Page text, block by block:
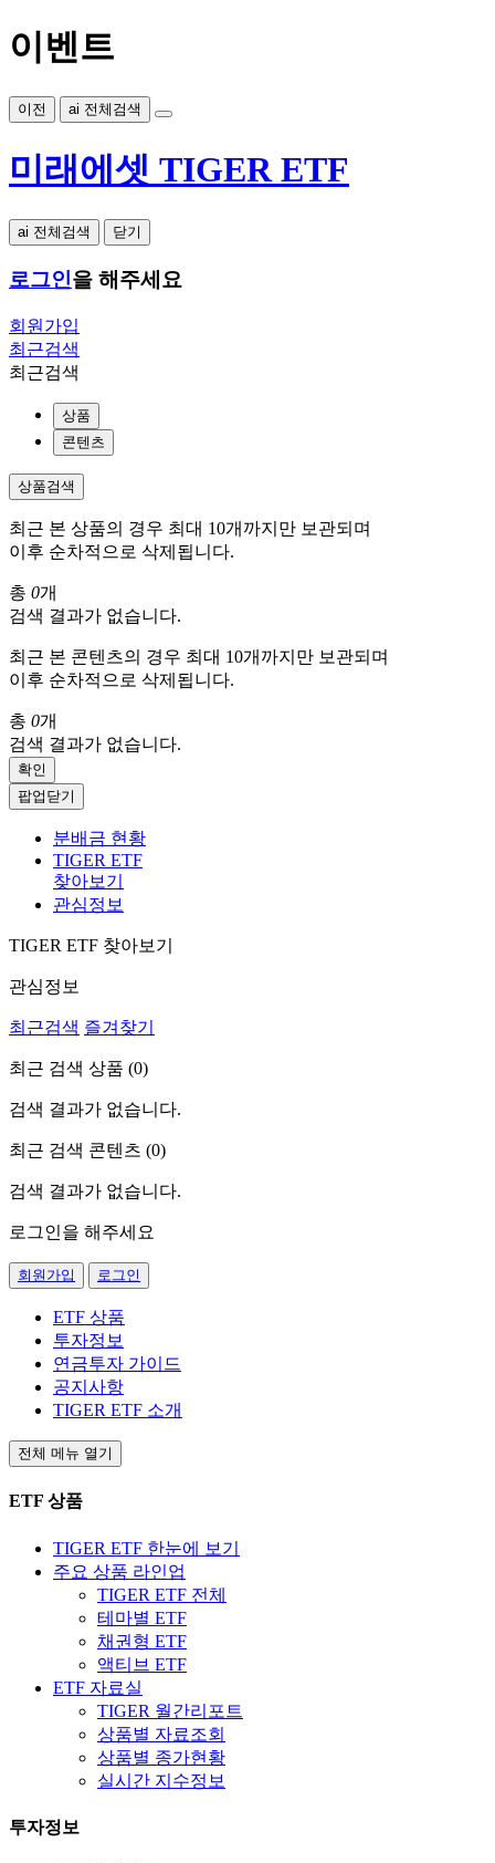
이벤트
이전 ai 전체검색
미래에셋 TIGER ETF
ai 전체검색 닫기
로그인을 해주세요
회원가입
최근검색
최근검색
상품
콘텐츠
상품검색
최근 본 상품의 경우 최대 10개까지만 보관되며
이후 순차적으로 삭제됩니다.
총 0개
검색 결과가 없습니다.
최근 본 콘텐츠의 경우 최대 10개까지만 보관되며
이후 순차적으로 삭제됩니다.
총 0개
검색 결과가 없습니다.
확인
팝업닫기
분배금 현황
TIGER ETF
찾아보기
관심정보
TIGER ETF 찾아보기
관심정보
최근검색 즐겨찾기
최근 검색 상품 (0)
검색 결과가 없습니다.
최근 검색 콘텐츠 (0)
검색 결과가 없습니다.
로그인을 해주세요
회원가입 로그인
ETF 상품
투자정보
연금투자 가이드
공지사항
TIGER ETF 소개
전체 메뉴 열기
ETF 상품
TIGER ETF 한눈에 보기
주요 상품 라인업
TIGER ETF 전체
테마별 ETF
채권형 ETF
액티브 ETF
ETF 자료실
TIGER 월간리포트
상품별 자료조회
상품별 종가현황
실시간 지수정보
투자정보